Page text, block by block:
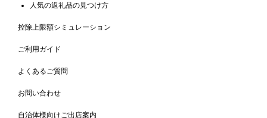
人気の返礼品の見つけ方
控除上限額シミュレーション
ご利用ガイド
よくあるご質問
お問い合わせ
自治体様向けご出店案内